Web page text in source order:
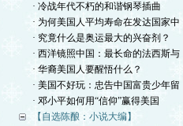
· 冷战年代不朽的和谐钢琴插曲
· 为何美国人平均寿命在发达国家中
· 究竟什么是奥运最大的兴奋剂？
· 西洋镜照中国：最长命的法西斯与
· 华裔美国人要醒悟什么？
· 美国不好玩：忠告中国富贵少年留
· 邓小平如何用“信仰”赢得美国
【自选陈酿：小说大编】